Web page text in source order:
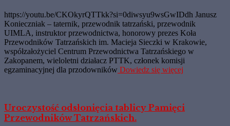
https://youtu.be/CKOkyrQTTkk?si=0diwsyu9wsGwIDdh Janusz
Konieczniak – taternik, przewodnik tatrzański, przewodnik
UIMLA, instruktor przewodnictwa, honorowy prezes Koła
Przewodników Tatrzańskich im. Macieja Sieczki w Krakowie,
współzałożyciel Centrum Przewodnictwa Tatrzańskiego w
Zakopanem, wieloletni działacz PTTK, członek komisji
egzaminacyjnej dla przodowników Dowiedz się więcej
Uroczystość odsłonięcia tablicy Pamięci
Przewodników Tatrzańskich.